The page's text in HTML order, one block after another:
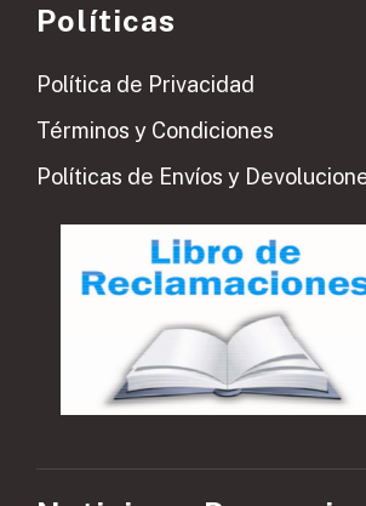
Políticas
Política de Privacidad
Términos y Condiciones
Políticas de Envíos y